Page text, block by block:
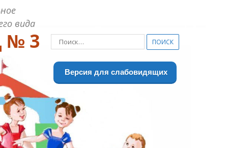
№ 3
вида
Найти:
Версия для слабовидящих